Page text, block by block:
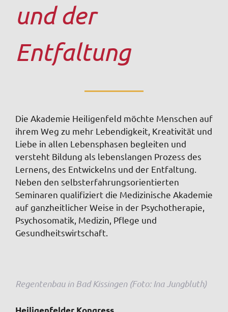
und der
Entfaltung
Die Akademie Heiligenfeld möchte Menschen auf
ihrem Weg zu mehr Lebendigkeit, Kreativität und
Liebe in allen Lebensphasen begleiten und
versteht Bildung als lebenslangen Prozess des
Lernens, des Entwickelns und der Entfaltung.
Neben den selbsterfahrungsorientierten
Seminaren qualifiziert die Medizinische Akademie
auf ganzheitlicher Weise in der Psychotherapie,
Psychosomatik, Medizin, Pflege und
Gesundheitswirtschaft.
Regentenbau in Bad Kissingen (Foto: Ina Jungbluth)